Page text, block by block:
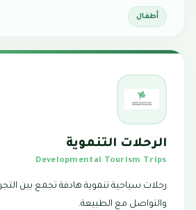
أطفال
الرحلات التنموية
Developmental Tourism Trips
رحلات سياحية تنموية هادفة تجمع بين
والتواصل مع الطبيعة.